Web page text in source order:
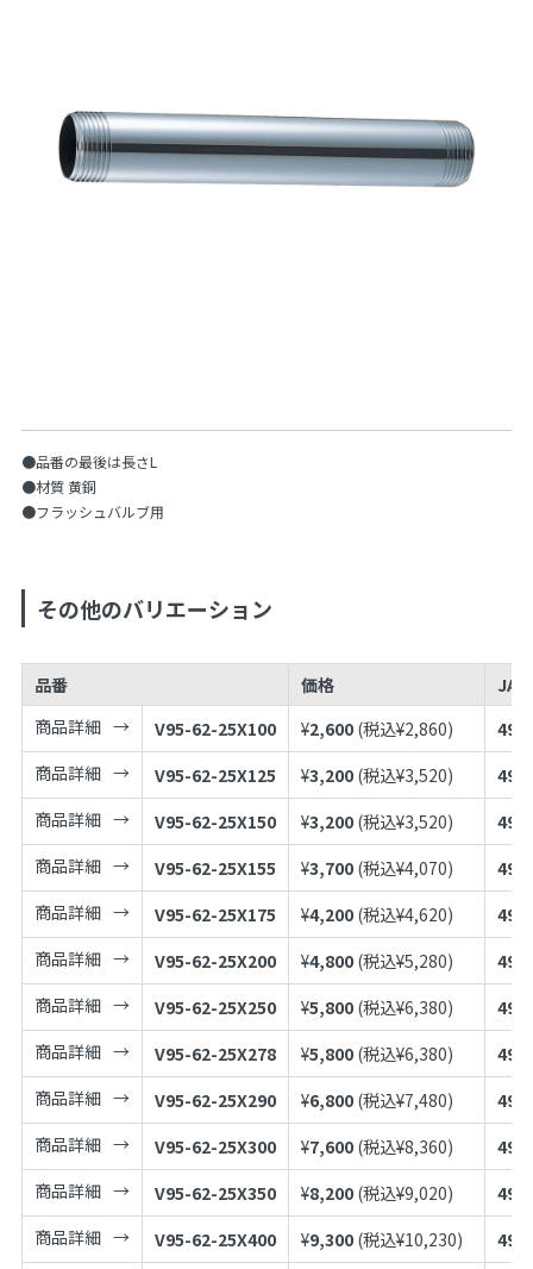
●品番の最後は長さL
●材質 黄銅
●フラッシュバルブ用
その他のバリエーション
品番 価格
商品詳細
V95-62-25X100 ¥2,600 (税込¥2,860)
商品詳細
V95-62-25X125 ¥3,200 (税込¥3,520)
商品詳細
V95-62-25X150 ¥3,200 (税込¥3,520)
商品詳細
V95-62-25X155 ¥3,700 (税込¥4,070)
商品詳細
V95-62-25X175 ¥4,200 (税込¥4,620)
商品詳細
V95-62-25X200 ¥4,800 (税込¥5,280)
商品詳細
V95-62-25X250 ¥5,800 (税込¥6,380)
商品詳細
V95-62-25X278 ¥5,800 (税込¥6,380)
商品詳細
V95-62-25X290 ¥6,800 (税込¥7,480)
商品詳細
V95-62-25X300 ¥7,600 (税込¥8,360)
商品詳細
V95-62-25X350 ¥8,200 (税込¥9,020)
商品詳細
V95-62-25X400 ¥9,300 (税込¥10,230)